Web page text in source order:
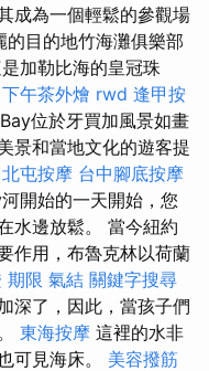
成為一個輕鬆的參觀場
的目的地竹海灘俱樂部
加勒比海的皇冠珠
下午茶外燴 rwd 逢甲按
Bay位於牙買加風景如畫
景和當地文化的遊客提
北屯按摩 台中腳底按摩
開始的一天開始，您
水邊放鬆。 當今紐約
作用，布魯克林以荷蘭
期限 氣結 關鍵字搜尋
深了，因此，當孩子們
東海按摩 這裡的水非
可見海床。 美容撥筋